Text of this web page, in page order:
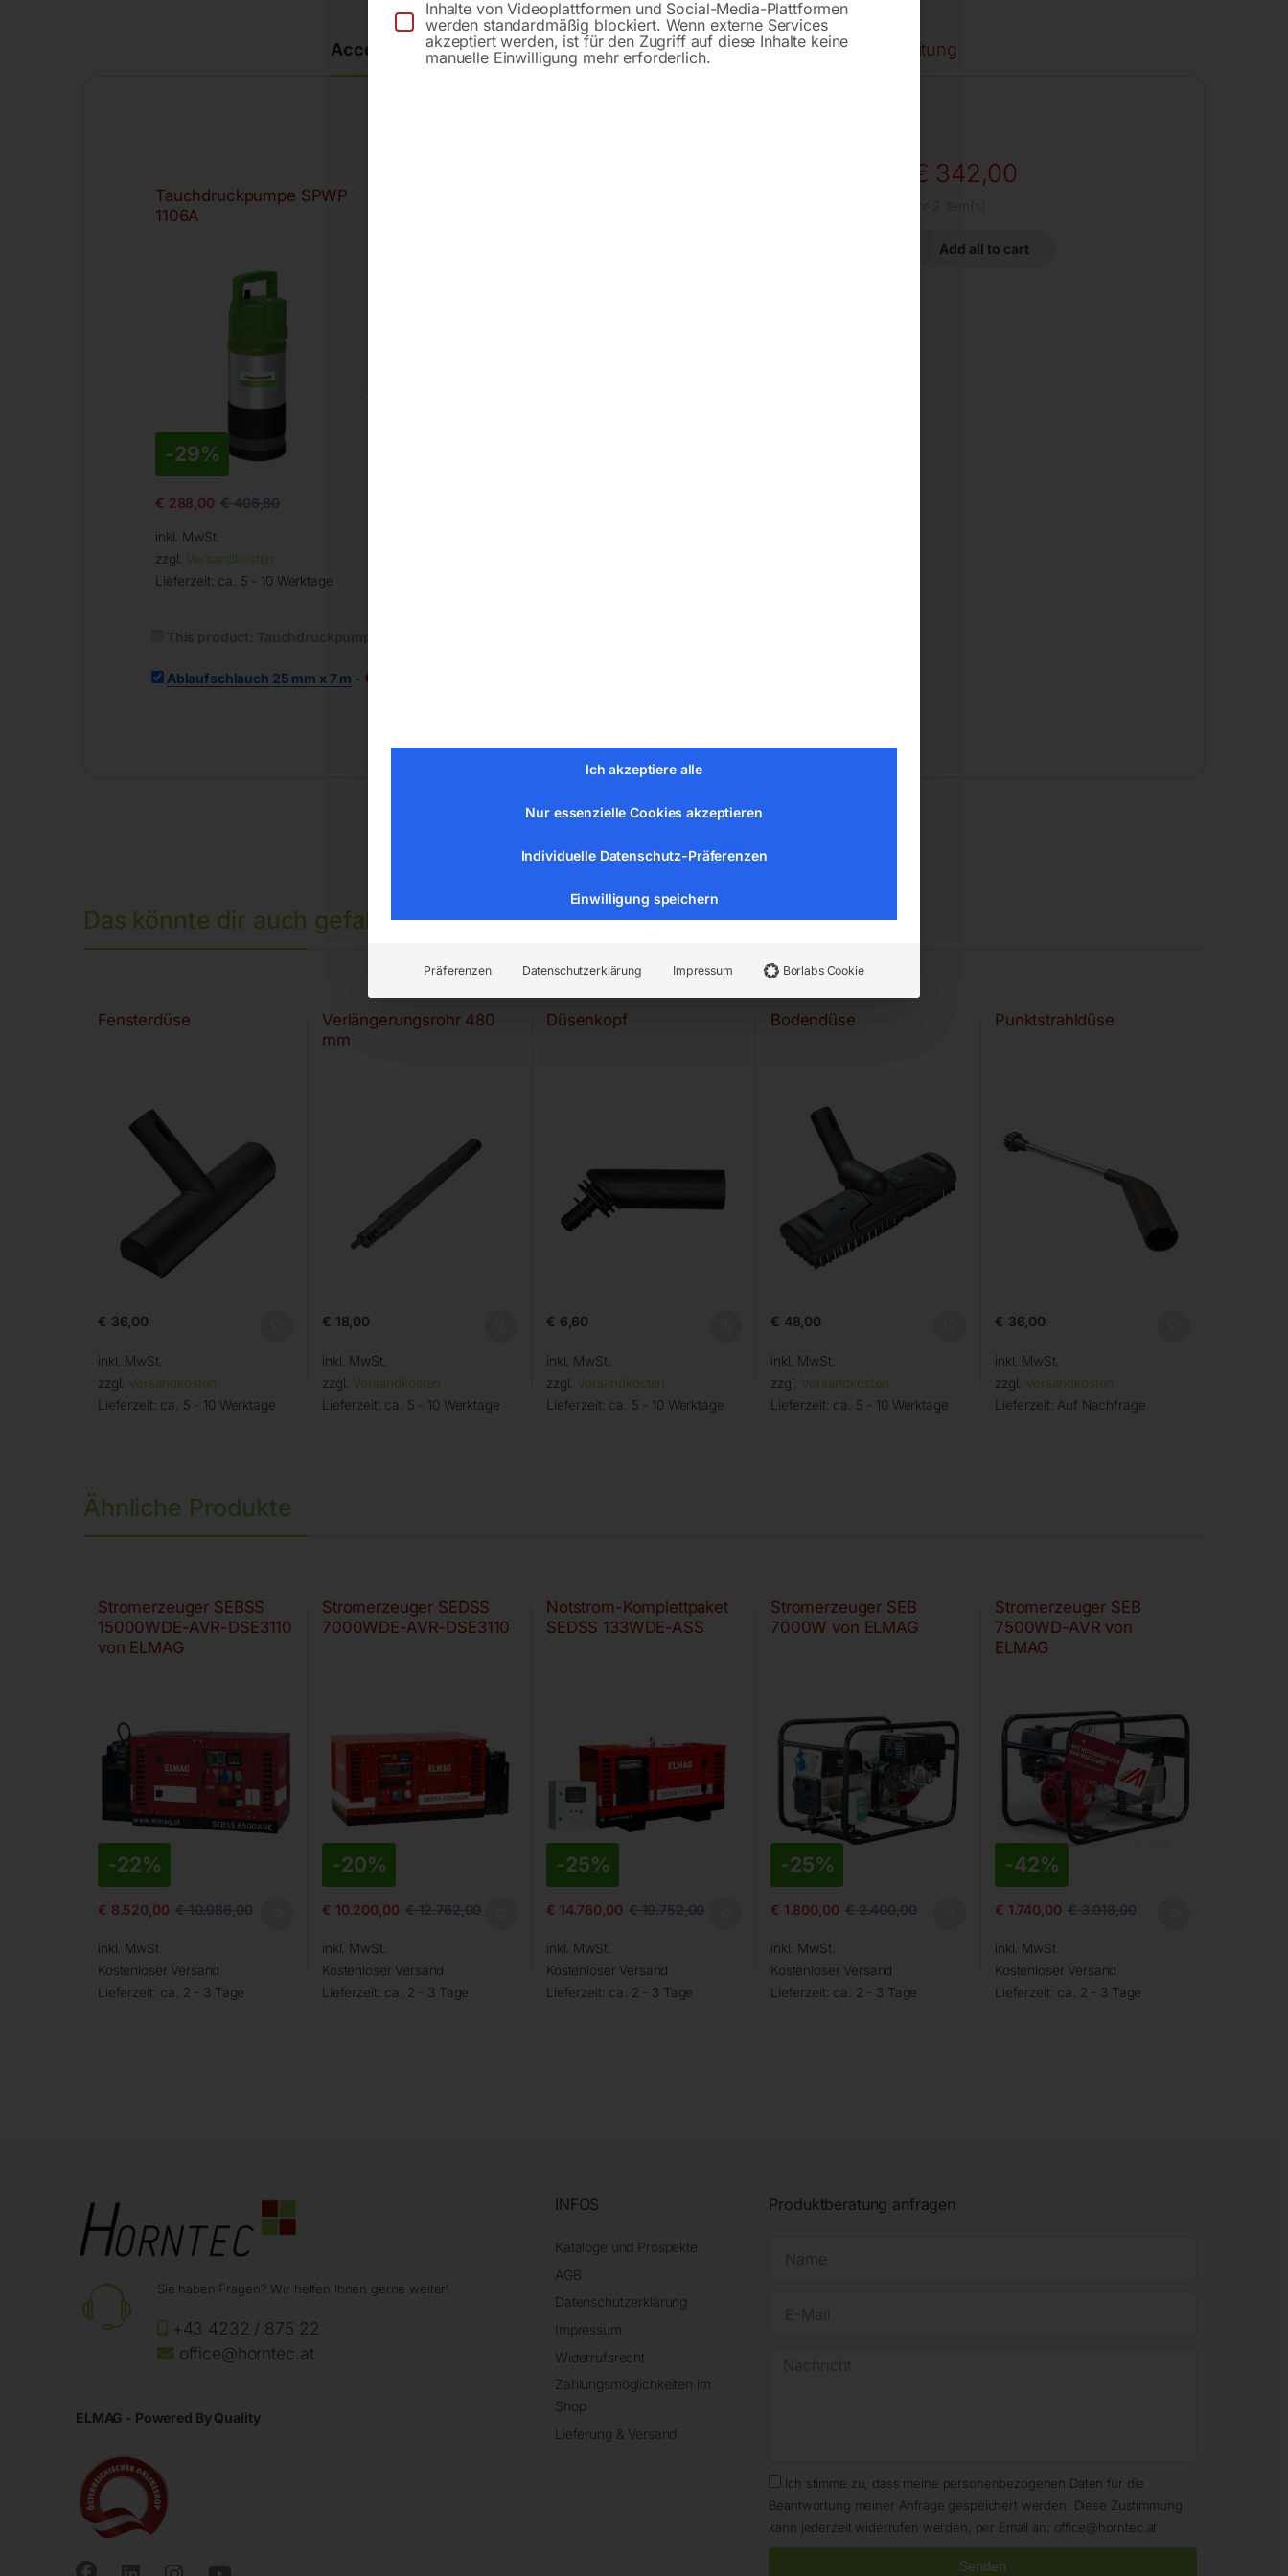
Accessories Beschreibung Produktsicherheit Betriebsanleitung
Tauchdruckpumpe SPWP
1106A
-29%
€ 288,00 €406,80
inkl. MwSt.
zzgl. Versandkosten
Lieferzeit: ca. 5 - 10 Werktage
Ablaufschlauch 25 mm x 7 m - €
€ 342,00
Add all to cart
Das könnte dir auch gefallen …
Fensterdüse
€ 36,00
inkl. MwSt.
zzgl. Versandkosten
Lieferzeit: ca. 5 - 10 Werktage
Verlängerungsrohr 480
mm
€ 18,00
inkl. MwSt.
zzgl. Versandkosten
Lieferzeit: ca. 5 - 10 Werktage
Düsenkopf
€ 6,60
inkl. MwSt.
zzgl. Versandkosten
Lieferzeit: ca. 5 - 10 Werktage
Bodendüse
€ 48,00
inkl. MwSt.
zzgl. Versandkosten
Lieferzeit: ca. 5 - 10 Werktage
Punktstrahldüse
€ 36,00
inkl. MwSt.
zzgl. Versandkosten
Lieferzeit: Auf Nachfrage
Ähnliche Produkte
Stromerzeuger SEBSS
15000WDE-AVR-DSE3110
von ELMAG
-22%
€ 8.520,00 €10.986,00
inkl. MwSt.
Kostenloser Versand
Lieferzeit: ca. 2 - 3 Tage
Stromerzeuger SEDSS
7000WDE-AVR-DSE3110
-20%
€ 10.200,00 €12.762,00
inkl. MwSt.
Kostenloser Versand
Lieferzeit: ca. 2 - 3 Tage
Notstrom-Komplettpaket
SEDSS 133WDE-ASS
-25%
€ 14.760,00 €19.752,00
inkl. MwSt.
Kostenloser Versand
Lieferzeit: ca. 2 - 3 Tage
Stromerzeuger SEB
7000W von ELMAG
-25%
€ 1.800,00 €2.400,00
inkl. MwSt.
Kostenloser Versand
Lieferzeit: ca. 2 - 3 Tage
Stromerzeuger SEB
7500WD-AVR von
ELMAG
-42%
€ 1.740,00 €3.018,00
inkl. MwSt.
Kostenloser Versand
Lieferzeit: ca. 2 - 3 Tage
Sie haben Fragen? Wir helfen Ihnen gerne weiter!
+43 4232 / 875 22
office@horntec.at
ELMAG - Powered By Quality
INFOS
Kataloge und Prospekte
AGB
Datenschutzerklärung
Impressum
Widerrufsrecht
Zahlungsmöglichkeiten im
Shop
Lieferung & Versand
Produktberatung anfragen
Ich stimme zu, dass meine personenbezogenen Daten für die
Beantwortung meiner Anfrage gespeichert werden. Diese Zustimmung
kann jederzeit widerrufen werden, per Email an: office@horntec.at
Senden
Inhalte von Videoplattformen und Social-Media-Plattformen
werden standardmäßig blockiert. Wenn externe Services
akzeptiert werden, ist für den Zugriff auf diese Inhalte keine
manuelle Einwilligung mehr erforderlich.
Ich akzeptiere alle
Nur essenzielle Cookies akzeptieren
Individuelle Datenschutz-Präferenzen
Einwilligung speichern
Präferenzen Datenschutzerklärung Impressum Borlabs Cookie